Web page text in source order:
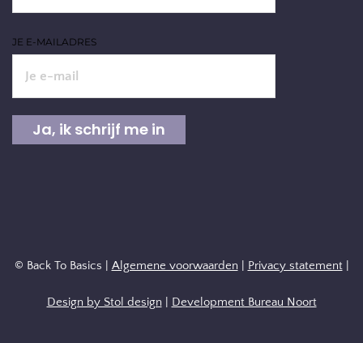
JE E-MAILADRES
© Back To Basics | Algemene voorwaarden Privacy statement|
Design by Stol design Development Bureau Noort